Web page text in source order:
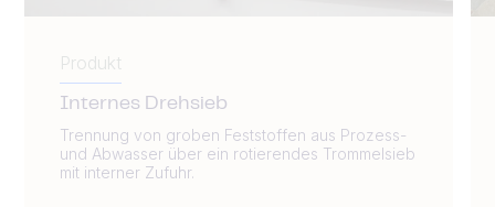
Produkt
Internes Drehsieb
Trennung von groben Feststoffen aus Prozess-
und Abwasser über ein rotierendes Trommelsieb
mit interner Zufuhr.